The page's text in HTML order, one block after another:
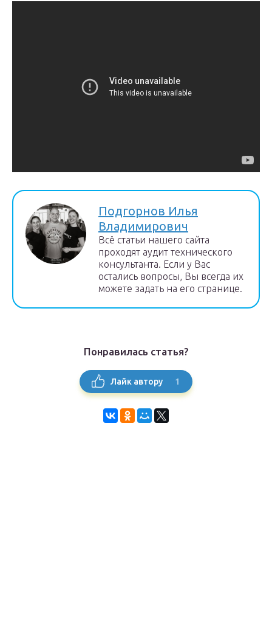
Подгорнов Илья
Владимирович
Всё статьи нашего сайта
проходят аудит технического
консультанта. Если у Вас
остались вопросы, Вы всегда их
можете задать на его странице.
Понравилась статья?
Лайк автору 1